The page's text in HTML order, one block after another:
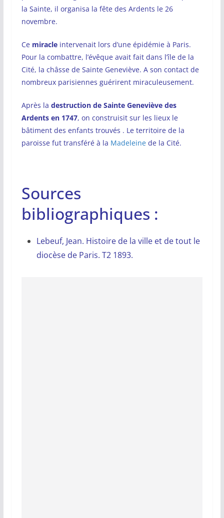
la Sainte, il organisa la fête des Ardents le 26
novembre.
Ce miracleintervenait lors d’une épidémie à Paris.
Pour la combattre, l’évêque avait fait dans l’île de la
Cité, la châsse de Sainte Geneviève. A son contact de
nombreux parisiennes guérirent miraculeusement.
Après la destruction de Sainte Geneviève des
Ardents en 1747, on construisit sur les lieux le
bâtiment des enfants trouvés . Le territoire de la
paroisse fut transféré à la Madeleine de la Cité.
Sources
bibliographiques :
Lebeuf, Jean. Histoire de la ville et de tout le
diocèse de Paris. T2 1893.